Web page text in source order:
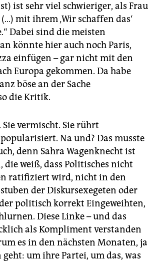
ist sehr viel schwieriger, als Frau
mit ihrem ‚Wir schaffen das‘
Dabei sind die meisten
könnte hier auch noch Paris,
einfügen – gar nicht mit den
Europa gekommen. Da habe
böse an der Sache
die Kritik.
vermischt. Sie rührt
Na und? Das musste
denn Sahra Wagenknecht ist
weiß, dass Politisches nicht
ratifiziert wird, nicht in den
der Diskursexegeten oder
politisch korrekt Eingeweihten,
Diese Linke – und das
als Kompliment verstanden
es in den nächsten Monaten, ja
geht: um ihre Partei, um das, was